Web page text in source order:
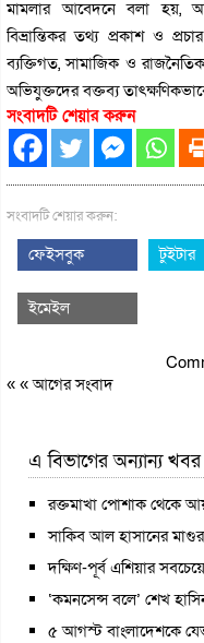
মামলার আবেদনে বলা হয়,
বিভ্রান্তিকর তথ্য প্রকাশ ও
ব্যক্তিগত, সামাজিক ও
অভিযুক্তদের বক্তব্য
সংবাদটি শেয়ার করুন
সংবাদটি শেয়ার করুন:
ফেইসবুক টুইটার
ইমেইল
« «আগের সংবাদ
এ বিভাগের অন্যান্য খবর
রক্তমাখা পোশাক থেকে
সাকিব আল হাসানের
দক্ষিণ-পূর্ব এশিয়ার
‘কমনসেন্স বলে’ শেখ
৫ আগস্ট বাংলাদেশকে